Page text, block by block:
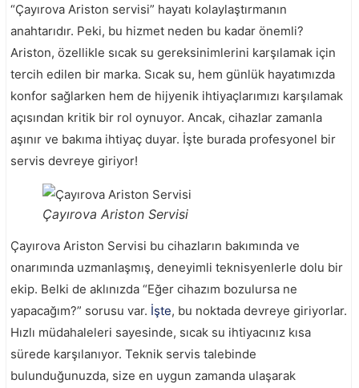
“Çayırova Ariston servisi” hayatı kolaylaştırmanın
anahtarıdır. Peki, bu hizmet neden bu kadar önemli?
Ariston, özellikle sıcak su gereksinimlerini karşılamak için
tercih edilen bir marka. Sıcak su, hem günlük hayatımızda
konfor sağlarken hem de hijyenik ihtiyaçlarımızı karşılamak
açısından kritik bir rol oynuyor. Ancak, cihazlar zamanla
aşınır ve bakıma ihtiyaç duyar. İşte burada profesyonel bir
servis devreye giriyor!
Çayırova Ariston Servisi
Çayırova Ariston Servisi bu cihazların bakımında ve
onarımında uzmanlaşmış, deneyimli teknisyenlerle dolu bir
ekip. Belki de aklınızda “Eğer cihazım bozulursa ne
yapacağım?” sorusu var. İşte, bu noktada devreye giriyorlar.
Hızlı müdahaleleri sayesinde, sıcak su ihtiyacınız kısa
sürede karşılanıyor. Teknik servis talebinde
bulunduğunuzda, size en uygun zamanda ulaşarak